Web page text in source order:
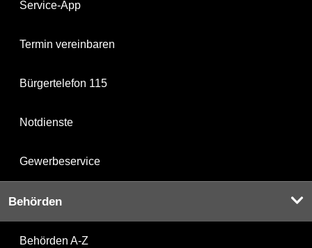
Service-App
Termin vereinbaren
Bürgertelefon 115
Notdienste
Gewerbeservice
Behörden
Behörden A-Z